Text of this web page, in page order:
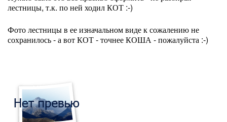
лестницы, т.к. по ней ходил КОТ :-)
Фото лестницы в ее изначальном виде к сожалению не
сохранилось - а вот КОТ - точнее КОША - пожалуйста :-)